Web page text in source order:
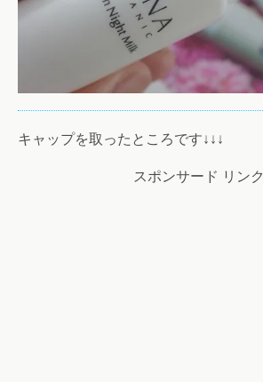
キャップを取ったところです↓↓↓
スポンサード リンク